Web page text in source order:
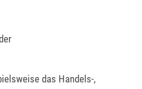
das Handels-,